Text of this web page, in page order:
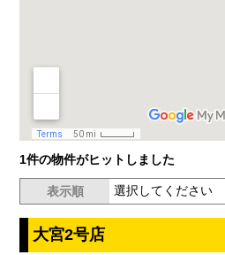
1件の物件がヒットしました
表示順
大宮2号店